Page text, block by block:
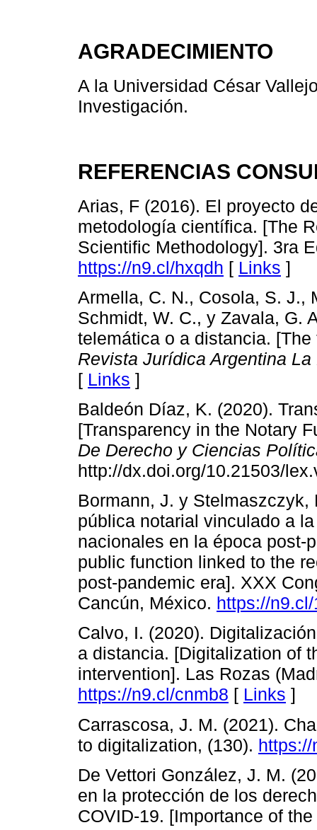
AGRADECIMIENTO
A la Universidad César
Investigación.
REFERENCIAS
Arias, F (2016). El proyecto
metodología científica. [The
Scientific Methodology]. 3ra
https://n9.cl/hxqdh [ Links ]
Armella, C. N., Cosola, S. J.,
Schmidt, W. C., y Zavala, G.
telemática o a distancia.
Revista Jurídica Argentina La
[ Links ]
Baldeón Díaz, K. (2020).
[Transparency in the Notary
De Derecho y Ciencias
http://dx.doi.org/10.21503/
Bormann, J. y
pública notarial vinculado a
nacionales en la época post-
public function linked to the
post-pandemic era]. XXX
Cancún, México. https://
Calvo, I. (2020).
a distancia. [Digitalization of
intervention]. Las Rozas
https://n9.cl/cnmb8 [ Links ]
Carrascosa, J. M. (2021).
to digitalization, (130).
De Vettori González, J. M.
en la protección de los
COVID-19. [Importance of